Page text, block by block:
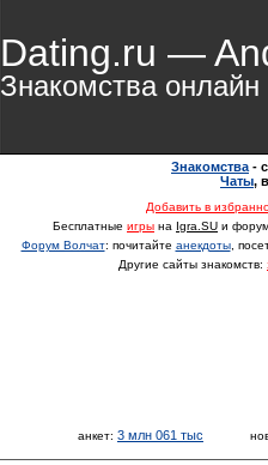
Dating.ru —
Знакомства онлайн
Знакомства -
Чаты,
Добавить в
Бесплатные игры на Igra.SU и
Форум Волчат: почитайте анекдоты,
Другие сайты знакомств:
анкет: 3 млн 061 тыс